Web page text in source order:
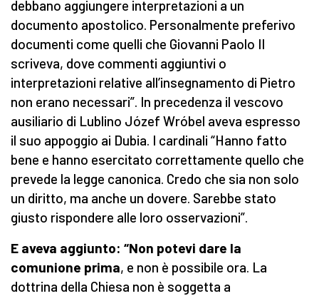
debbano aggiungere interpretazioni a un
documento apostolico. Personalmente preferivo
documenti come quelli che Giovanni Paolo II
scriveva, dove commenti aggiuntivi o
interpretazioni relative all’insegnamento di Pietro
non erano necessari”. In precedenza il vescovo
ausiliario di Lublino Józef Wróbel aveva espresso
il suo appoggio ai Dubia. I cardinali “Hanno fatto
bene e hanno esercitato correttamente quello che
prevede la legge canonica. Credo che sia non solo
un diritto, ma anche un dovere. Sarebbe stato
giusto rispondere alle loro osservazioni”.
E aveva aggiunto: “Non potevi dare la
comunione prima, e non è possibile ora. La
dottrina della Chiesa non è soggetta a